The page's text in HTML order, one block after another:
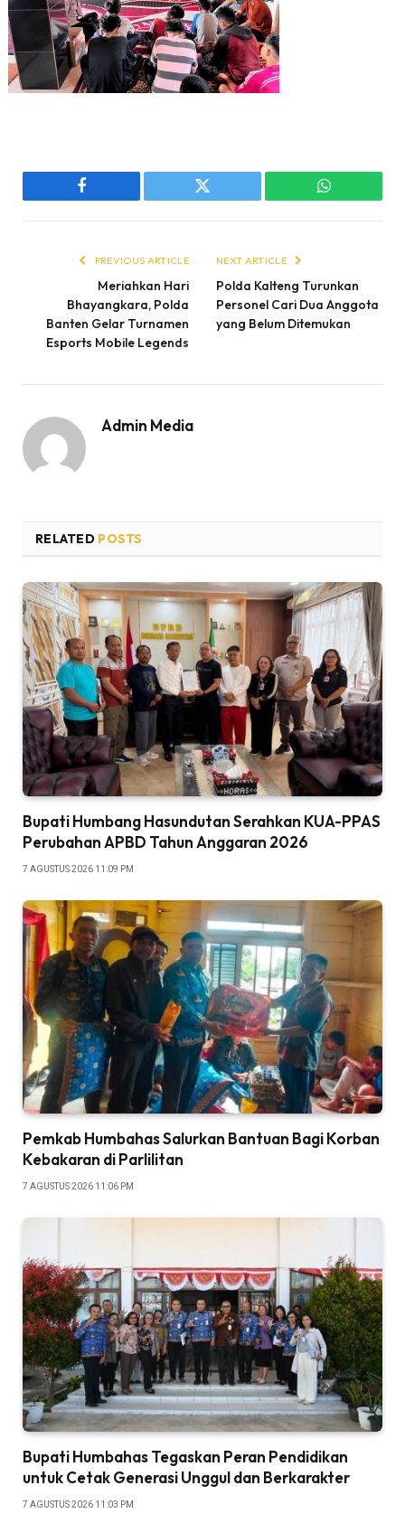
Facebook Twitter WhatsApp
PREVIOUS ARTICLE
Meriahkan Hari
Bhayangkara, Polda
Banten Gelar Turnamen
Esports Mobile Legends
NEXT ARTICLE
Polda Kalteng Turunkan
Personel Cari Dua Anggota
yang Belum Ditemukan
Admin Media
RELATED POSTS
Bupati Humbang Hasundutan Serahkan KUA-PPAS
Perubahan APBD Tahun Anggaran 2026
7 AGUSTUS 2026 11:09 PM
Pemkab Humbahas Salurkan Bantuan Bagi Korban
Kebakaran di Parlilitan
7 AGUSTUS 2026 11:06 PM
Bupati Humbahas Tegaskan Peran Pendidikan
untuk Cetak Generasi Unggul dan Berkarakter
7 AGUSTUS 2026 11:03 PM